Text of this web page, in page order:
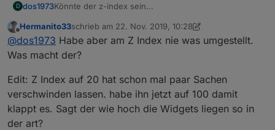
D dos1973Könnte der z-index sein...
Offline
Hermanito33schrieb am 22. Nov. 2019, 10:28
zuletzt editiert von Hermanito33
@dos1973 Habe aber am Z Index nie was umgestellt.
Was macht der?
Edit: Z Index auf 20 hat schon mal paar Sachen
verschwinden lassen. habe ihn jetzt auf 100 damit
klappt es. Sagt der wie hoch die Widgets liegen so in
der art?